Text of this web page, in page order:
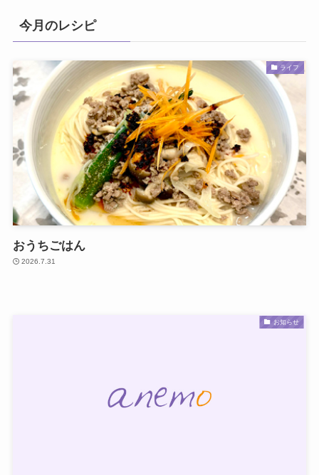
今月のレシピ
ライフ
おうちごはん
2026.7.31
お知らせ